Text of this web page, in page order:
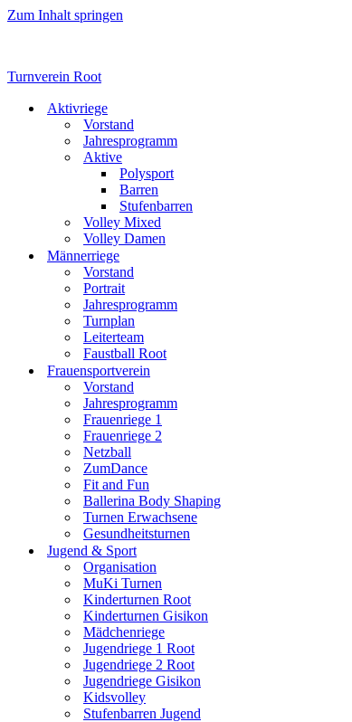
Zum Inhalt springen
Turnverein Root
Aktivriege
Vorstand
Jahresprogramm
Aktive
Polysport
Barren
Stufenbarren
Volley Mixed
Volley Damen
Männerriege
Vorstand
Portrait
Jahresprogramm
Turnplan
Leiterteam
Faustball Root
Frauensportverein
Vorstand
Jahresprogramm
Frauenriege 1
Frauenriege 2
Netzball
ZumDance
Fit and Fun
Ballerina Body Shaping
Turnen Erwachsene
Gesundheitsturnen
Jugend & Sport
Organisation
MuKi Turnen
Kinderturnen Root
Kinderturnen Gisikon
Mädchenriege
Jugendriege 1 Root
Jugendriege 2 Root
Jugendriege Gisikon
Kidsvolley
Stufenbarren Jugend